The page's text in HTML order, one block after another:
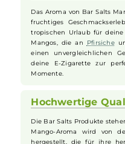
deines
Liquids
selbst
nach deinen Wünschen
oder so wenige
entscheidest, ob du
stärkere Variante
Geschmack.
Intensiver
Das Aroma von Bar
fruchtiges